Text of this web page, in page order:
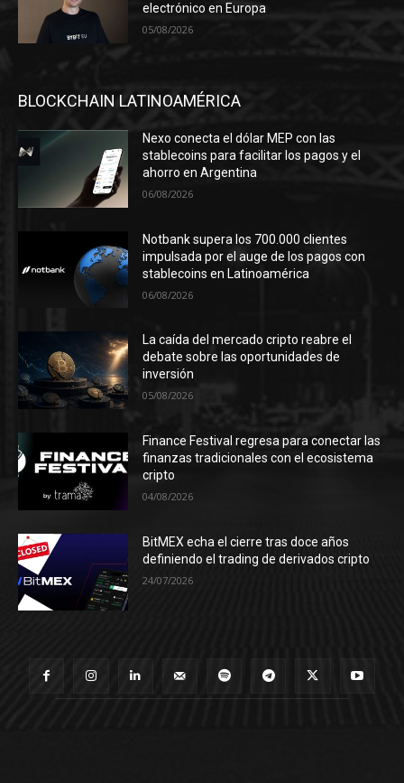
electrónico en Europa
05/08/2026
BLOCKCHAIN LATINOAMÉRICA
Nexo conecta el dólar MEP con las
stablecoins para facilitar los pagos y el
ahorro en Argentina
06/08/2026
Notbank supera los 700.000 clientes
impulsada por el auge de los pagos con
stablecoins en Latinoamérica
06/08/2026
La caída del mercado cripto reabre el
debate sobre las oportunidades de
inversión
05/08/2026
Finance Festival regresa para conectar las
finanzas tradicionales con el ecosistema
cripto
04/08/2026
BitMEX echa el cierre tras doce años
definiendo el trading de derivados cripto
24/07/2026